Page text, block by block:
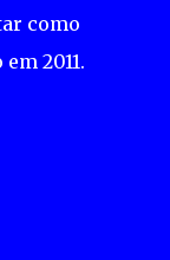
como
2011.